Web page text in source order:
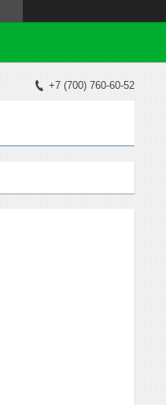
+7 (700) 760-60-52